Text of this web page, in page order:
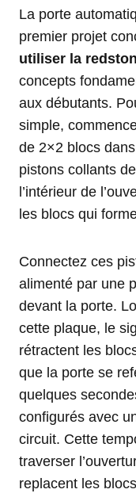
La porte
premier projet
utiliser la
concepts
aux débutants.
simple,
de 2×2 blocs
pistons collants
l’intérieur de
les blocs qui
Connectez ces
alimenté par une
devant la porte.
cette plaque, le
rétractent les
que la porte se
quelques
configurés avec
circuit. Cette
traverser
replacent les